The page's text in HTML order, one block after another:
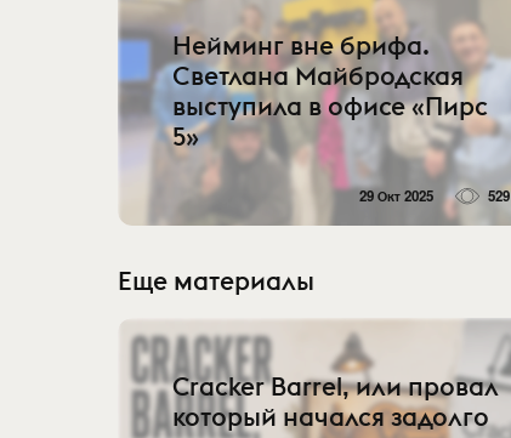
Нейминг вне брифа.
Светлана Майбродская
выступила в офисе «Пирс
5»
29 Окт 2025 529
Еще материалы
Cracker Barrel, или провал
который начался задолго